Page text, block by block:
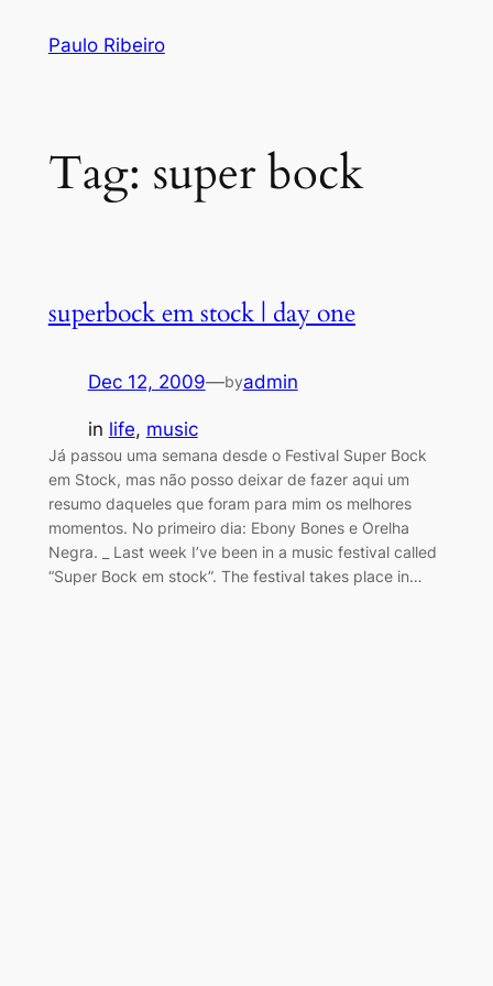
Paulo Ribeiro
Tag: super bock
superbock em stock | day one
Dec 12, 2009—byadmin
in life, music
Já passou uma semana desde o Festival Super Bock
em Stock, mas não posso deixar de fazer aqui um
resumo daqueles que foram para mim os melhores
momentos. No primeiro dia: Ebony Bones e Orelha
Negra. _ Last week I’ve been in a music festival called
“Super Bock em stock”. The festival takes place in…